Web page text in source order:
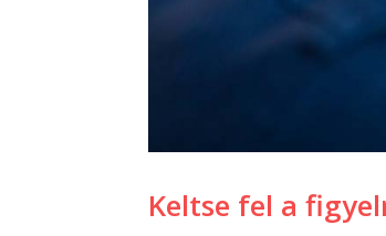
Keltse fel a